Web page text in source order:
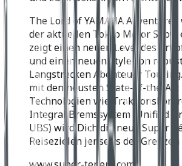
The Lord of YAMAHA
der aktuellen Tokyo Motor
zeigt einen neuen Level des Art
und einen neuen Style von
Langstrecken Abenteuer
mit den neusten State-of-the-Art
Technologien wie
Integral Bremssystem (Unified
UBS) wird Dich die neue Super
Reisezielen jenseits der